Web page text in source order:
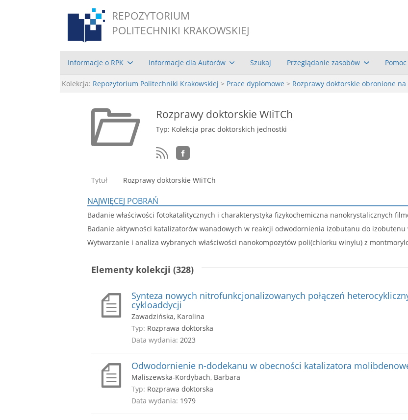
REPOZYTORIUM
POLITECHNIKI KRAKOWSKIEJ
Informacje o RPK Informacje dla Autorów Szukaj Przeglądanie zasobów
Kolekcja: Repozytorium Politechniki Krakowskiej > Prace dyplomowe > Rozprawy doktorskie obronione na
Rozprawy doktorskie WIiTCh
Typ: Kolekcja prac doktorskich jednostki
Tytuł Rozprawy doktorskie WIiTCh
NAJWIĘCEJ POBRAŃ
Badanie właściwości fotokatalitycznych i charakterystyka fizykochemiczna nanokrystalicznych
Badanie aktywności katalizatorów wanadowych w reakcji odwodornienia izobutanu do
Wytwarzanie i analiza wybranych właściwości nanokompozytów poli(chlorku winylu) z
Elementy kolekcji (328)
Synteza nowych nitrofunkcjonalizowanych połączeń
cykloaddycji
Zawadzińska, Karolina
Typ: Rozprawa doktorska
Data wydania: 2023
Odwodornienie n-dodekanu w obecności katalizatora
Maliszewska-Kordybach, Barbara
Typ: Rozprawa doktorska
Data wydania: 1979